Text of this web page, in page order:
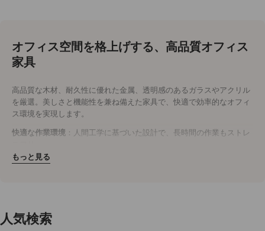
格
オフィス空間を格上げする、高品質オフィス
家具
高品質な木材、耐久性に優れた金属、透明感のあるガラスやアクリル
を厳選。美しさと機能性を兼ね備えた家具で、快適で効率的なオフィ
ス環境を実現します。
快適な作業環境 ：人間工学に基づいた設計で、長時間の作業もストレ
耐久性抜群
効率性と美観を両立させたオフィス家具で、社員の作業効率と快適性
を向上。
もっと見る
人気検索